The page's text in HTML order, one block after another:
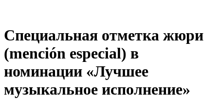
Специальная отметка жюри
(mención especial) в
номинации «Лучшее
музыкальное исполнение»